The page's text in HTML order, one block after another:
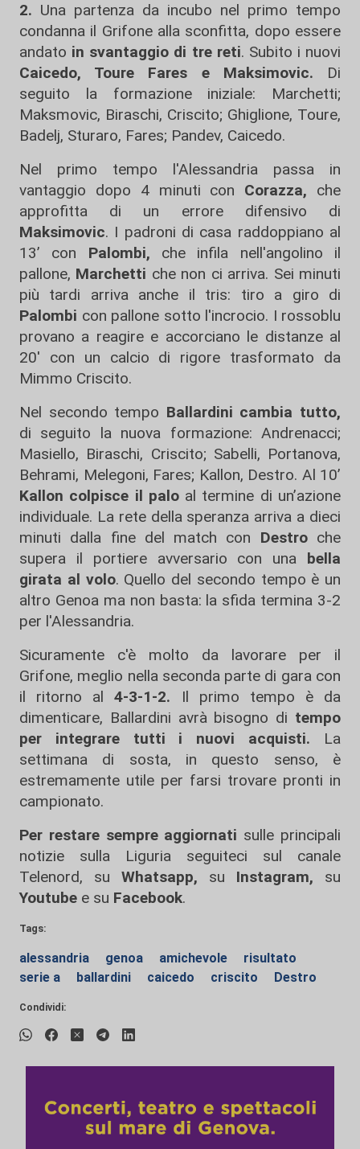
2. Una partenza da incubo nel primo tempo
condanna il Grifone alla sconfitta, dopo essere
andato in svantaggio di tre reti. Subito i nuovi
Caicedo, Toure Fares e Maksimovic. Di
seguito la formazione iniziale: Marchetti;
Maksmovic, Biraschi, Criscito; Ghiglione, Toure,
Badelj, Sturaro, Fares; Pandev, Caicedo.
Nel primo tempo l'Alessandria passa in
vantaggio dopo 4 minuti con Corazza, che
approfitta di un errore difensivo di
Maksimovic. I padroni di casa raddoppiano al
13’ con Palombi, che infila nell'angolino il
pallone, Marchetti che non ci arriva. Sei minuti
più tardi arriva anche il tris: tiro a giro di
Palombi con pallone sotto l'incrocio. I rossoblu
provano a reagire e accorciano le distanze al
20' con un calcio di rigore trasformato da
Mimmo Criscito.
Nel secondo tempo Ballardini cambia tutto,
di seguito la nuova formazione: Andrenacci;
Masiello, Biraschi, Criscito; Sabelli, Portanova,
Behrami, Melegoni, Fares; Kallon, Destro. Al 10’
Kallon colpisce il paloal termine di un’azione
individuale. La rete della speranza arriva a dieci
minuti dalla fine del match con Destroche
supera il portiere avversario con una bella
girata al volo. Quello del secondo tempo è un
altro Genoa ma non basta: la sfida termina 3-2
per l'Alessandria.
Sicuramente c'è molto da lavorare per il
Grifone, meglio nella seconda parte di gara con
il ritorno al4-3-1-2. Il primo tempo è da
dimenticare, Ballardini avrà bisogno di tempo
per integrare tutti i nuovi acquisti. La
settimana di sosta, in questo senso, è
estremamente utile per farsi trovare pronti in
campionato.
Per restare sempre aggiornati sulle principali
notizie sulla Liguria seguiteci sul canale
Telenord, su
Whatsapp, su Instagram, su
Youtube e su Facebook.
Tags:
alessandria genoa amichevole
risultato
serie a
ballardini caicedo criscito Destro
Condividi: